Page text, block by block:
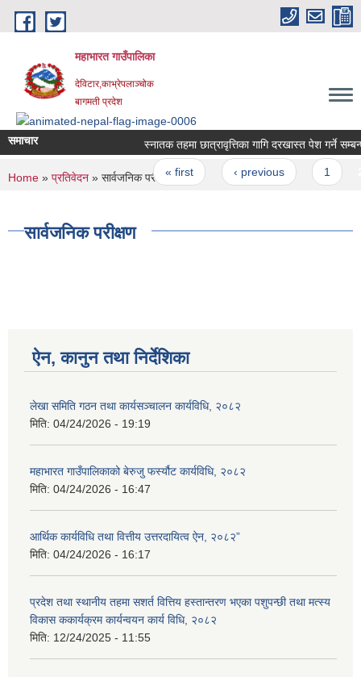
Skip to main content
महाभारत गाउँपालिका
देविटार,काभ्रेपलाञ्चोक
बागमती प्रदेश
समाचार स्‍नातक तहमा छात्रावृत्तिका गागि दरखास्त पेश गर्ने
Pages
« first ‹ previous
You are here
Home » प्रतिवेदन » सार्वजनिक परीक्षण
सार्वजनिक परीक्षण
ऐन, कानुन तथा निर्देशिका
लेखा समिति गठन तथा कार्यसञ्चालन कार्यविधि, २०८२
मिति: 04/24/2026 - 19:19
महाभारत गाउँपालिकाको बेरुजु फर्स्यौट कार्यविधि, २०८२
मिति: 04/24/2026 - 16:47
आर्थिक कार्यविधि तथा वित्तीय उत्तरदायित्व ऐन, २०८२”
मिति: 04/24/2026 - 16:17
प्रदेश तथा स्थानीय तहमा सशर्त वित्तिय हस्तान्तरण भएका पशुपन्छी तथा मत्स्य
विकास ककार्यक्रम कार्यन्वयन कार्य विधि, २०८२
मिति: 12/24/2025 - 11:55